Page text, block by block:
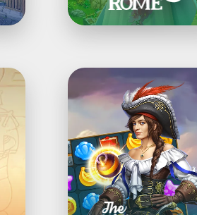
The
Hidden
Treasures:
لعبة
عثور
على
عنصر
مخبأ
ومطابقة